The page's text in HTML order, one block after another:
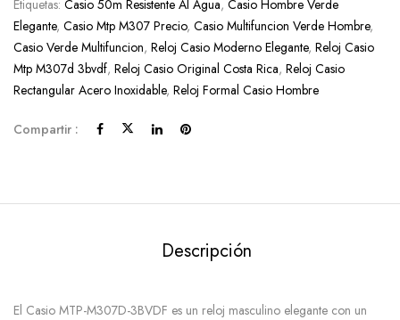
Etiquetas: Casio 50m Resistente Al Agua, Casio Hombre Verde
Elegante, Casio Mtp M307 Precio, Casio Multifuncion Verde Hombre,
Casio Verde Multifuncion, Reloj Casio Moderno Elegante, Reloj Casio
Mtp M307d 3bvdf, Reloj Casio Original Costa Rica, Reloj Casio
Rectangular Acero Inoxidable, Reloj Formal Casio Hombre
Compartir :
Descripción
El Casio MTP-M307D-3BVDF es un reloj masculino elegante con un